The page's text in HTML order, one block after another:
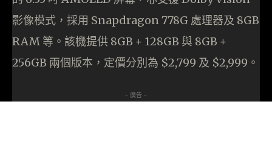
影像模式，採用 Snapdragon 778G 處理器及 8GB
RAM 等。該機提供 8GB + 128GB 與 8GB +
256GB 兩個版本，定價分別為 $2,799 及 $2,999。
- 廣告 -